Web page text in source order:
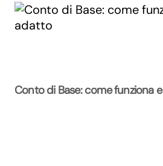
Conto di Base: come funziona